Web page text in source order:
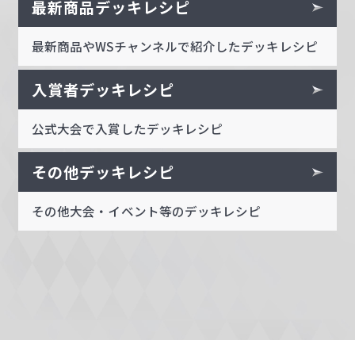
最新商品デッキレシピ
最新商品やWSチャンネルで紹介したデッキレシピ
入賞者デッキレシピ
公式大会で入賞したデッキレシピ
その他デッキレシピ
その他大会・イベント等のデッキレシピ